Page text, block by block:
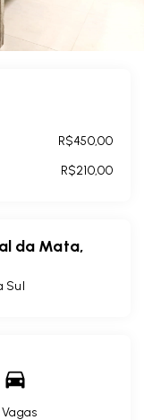
R$450,00
R$210,00
da Mata,
Sul
Vagas